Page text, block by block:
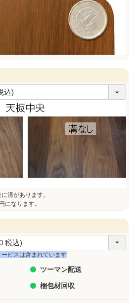
溝があります。
になります。
ービスは含まれています
ツーマン配送
梱包材回収